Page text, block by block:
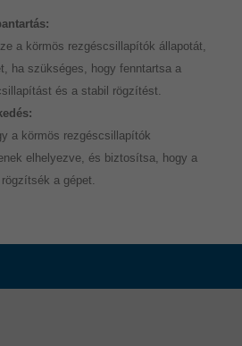
a körmös rezgéscsillapítók állapotát,
ha szükséges, hogy fenntartsa a
és a stabil rögzítést.
a körmös rezgéscsillapítók
elhelyezve, és biztosítsa, hogy a
a gépet.